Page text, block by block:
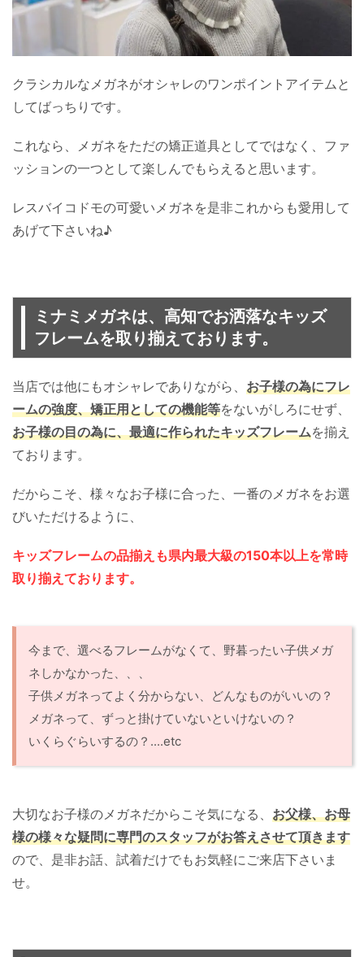
クラシカルなメガネがオシャレのワンポイントアイテムと
してばっちりです。
これなら、メガネをただの矯正道具としてではなく、ファ
ッションの一つとして楽しんでもらえると思います。
レスバイコドモの可愛いメガネを是非これからも愛用して
あげて下さいね♪
ミナミメガネは、高知でお洒落なキッズ
フレームを取り揃えております。
当店では他にもオシャレでありながら、 お子様の為にフレ
ームの強度、矯正用としての機能等をないがしろにせず、
お子様の目の為に、最適に作られたキッズフレームを揃え
ております。
だからこそ、様々なお子様に合った、一番のメガネをお選
びいただけるように、
キッズフレームの品揃えも県内最大級の150本以上を常時
取り揃えております。
今まで、選べるフレームがなくて、野暮ったい子供メガ
ネしかなかった、、、
子供メガネってよく分からない、どんなものがいいの？
メガネって、ずっと掛けていないといけないの？
いくらぐらいするの？....etc
大切なお子様のメガネだからこそ気になる、 お父様、お母
様の様々な疑問に専門のスタッフがお答えさせて頂きます
ので、是非お話、試着だけでもお気軽にご来店下さいま
せ。